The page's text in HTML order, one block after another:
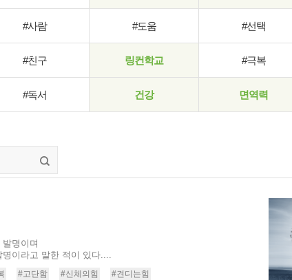
#사람 #도움 #선택
#친구 링컨학교 #극복
#독서 건강 면역력
명이며
이라고 말한 적이 있다....
#고단함 #신체의힘 #견디는힘